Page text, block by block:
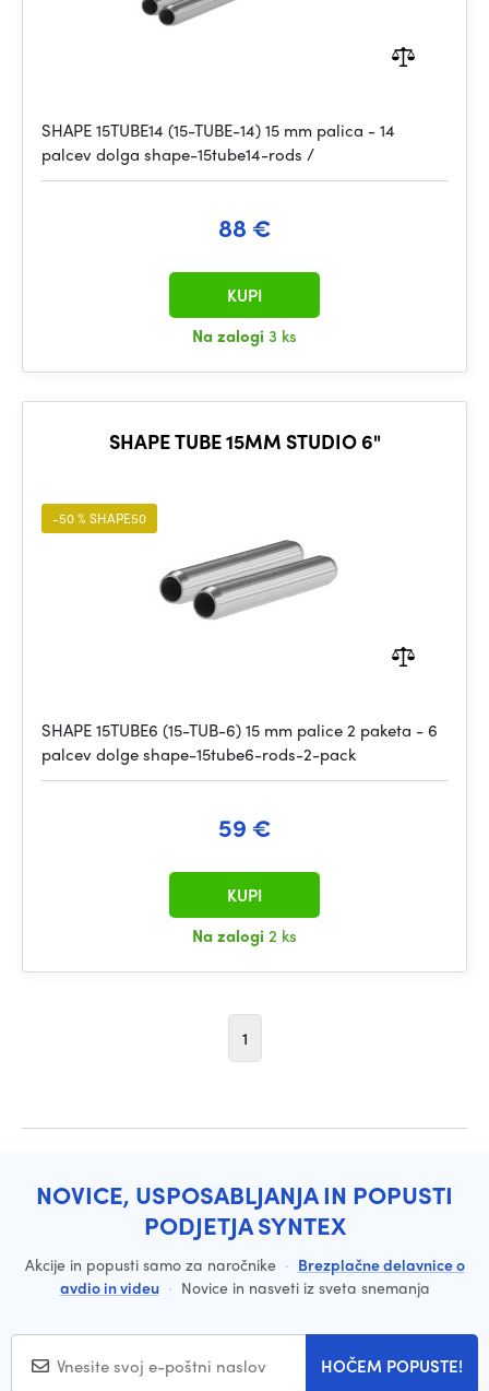
SHAPE 15TUBE14 (15-TUBE-14) 15 mm palica - 14
palcev dolga shape-15tube14-rods /
88 €
Na zalogi 3 ks
KUPI
SHAPE TUBE 15MM STUDIO 6"
-50 % SHAPE50
SHAPE 15TUBE6 (15-TUB-6) 15 mm palice 2 paketa - 6
palcev dolge shape-15tube6-rods-2-pack
59 €
Na zalogi 2 ks
KUPI
1
NOVICE, USPOSABLJANJA IN POPUSTI
PODJETJA SYNTEX
Akcije in popusti samo za naročnike · Brezplačne delavnice o
avdio in videu · Novice in nasveti iz sveta snemanja
HOČEM POPUSTE!